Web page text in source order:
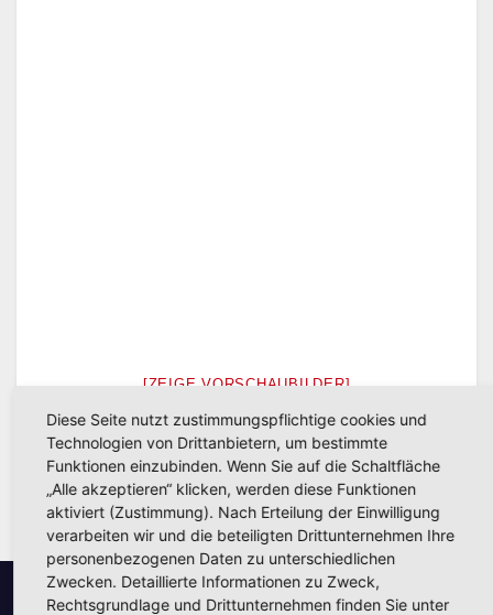
[ZEIGE VORSCHAUBILDER]
Diese Seite nutzt zustimmungspflichtige cookies und
Technologien von Drittanbietern, um bestimmte
Funktionen einzubinden. Wenn Sie auf die Schaltfläche
„Alle akzeptieren“ klicken, werden diese Funktionen
aktiviert (Zustimmung). Nach Erteilung der Einwilligung
verarbeiten wir und die beteiligten Drittunternehmen Ihre
personenbezogenen Daten zu unterschiedlichen
Zwecken. Detaillierte Informationen zu Zweck,
Rechtsgrundlage und Drittunternehmen finden Sie unter